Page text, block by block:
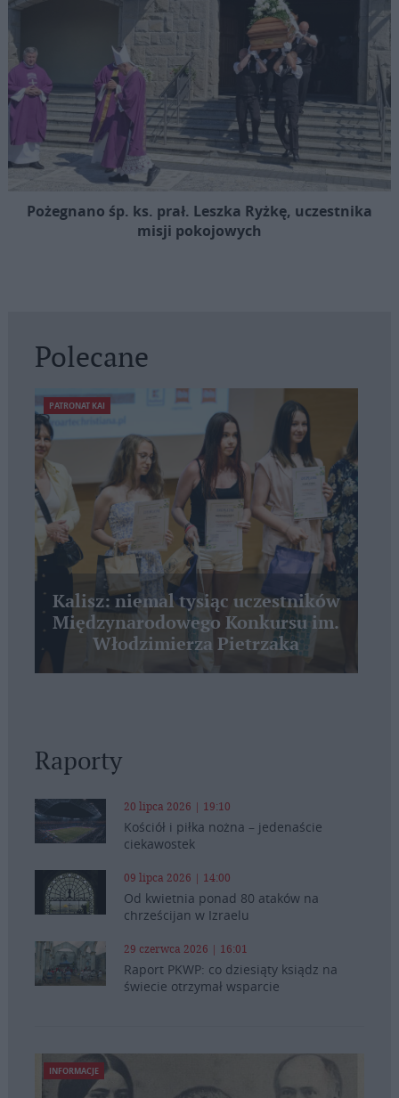
Pożegnano śp. ks. prał. Leszka Ryżkę, uczestnika
misji pokojowych
Polecane
PATRONAT KAI
Kalisz: niemal tysiąc uczestników
Międzynarodowego Konkursu im.
Włodzimierza Pietrzaka
Raporty
20 lipca 2026 | 19:10
Kościół i piłka nożna – jedenaście
ciekawostek
09 lipca 2026 | 14:00
Od kwietnia ponad 80 ataków na
chrześcijan w Izraelu
29 czerwca 2026 | 16:01
Raport PKWP: co dziesiąty ksiądz na
świecie otrzymał wsparcie
INFORMACJE